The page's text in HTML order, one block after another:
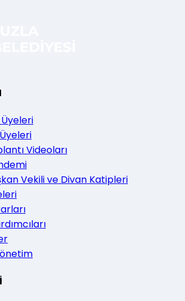
Videoları
Vekili ve Divan Katipleri